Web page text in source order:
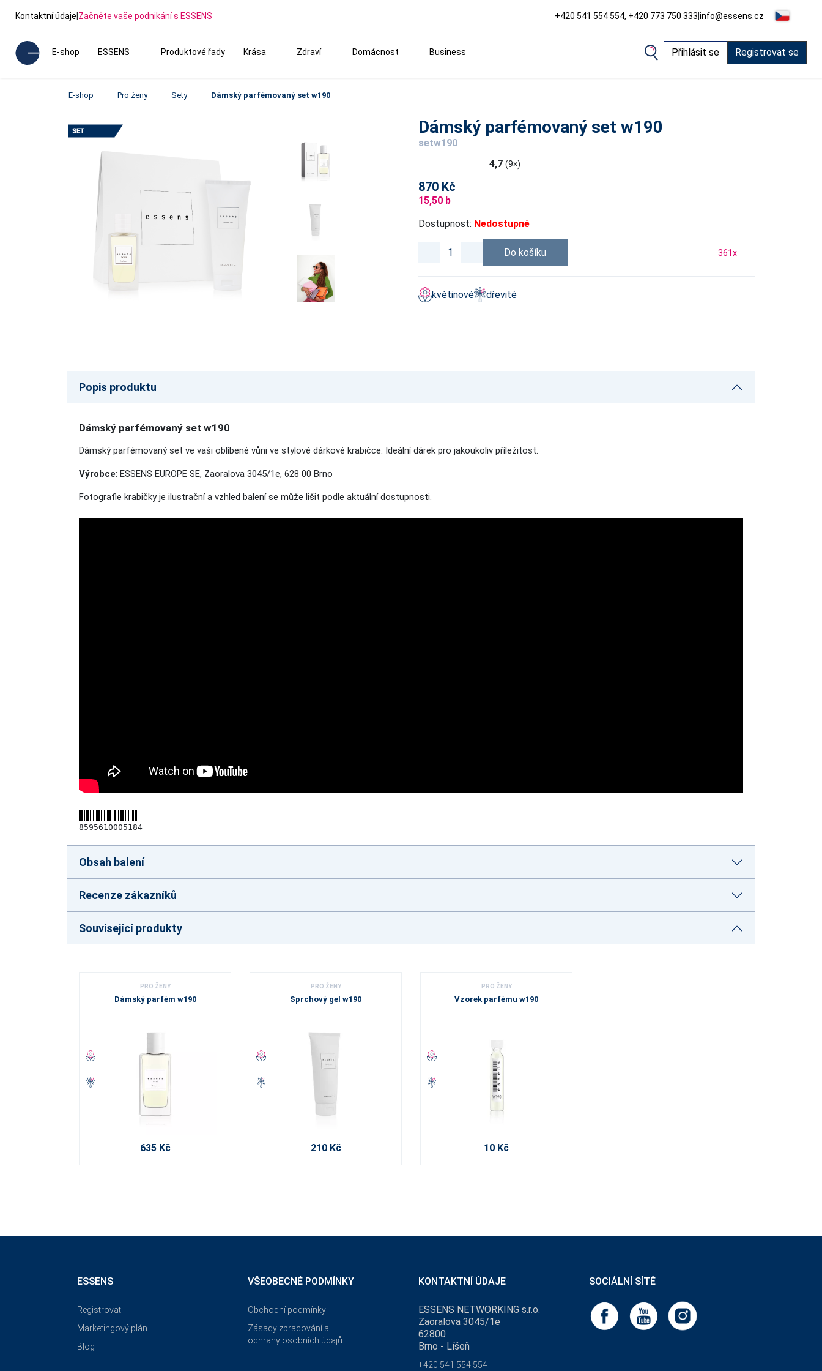
Kontaktní údaje|Začněte vaše podnikání s ESSENS +420 541 554 554, +420 773 750 333|info@essens.cz
E-shop ESSENS Produktové řady Krása Zdraví Domácnost Business Přihlásit se Registrovat se
E-shop Pro ženy Sety Dámský parfémovaný set w190
Dámský parfémovaný set w190
setw190
4,7 (9×)
870 Kč
15,50 b
Dostupnost: Nedostupné
Do košíku 361x
květinové dřevité
Popis produktu
Dámský parfémovaný set w190
Dámský parfémovaný set ve vaši oblíbené vůni ve stylové dárkové krabičce. Ideální dárek pro jakoukoliv příležitost.
Výrobce: ESSENS EUROPE SE, Zaoralova 3045/1e, 628 00 Brno
Fotografie krabičky je ilustrační a vzhled balení se může lišit podle aktuální dostupnosti.
8595610005184
Obsah balení
Recenze zákazníků
Související produkty
PRO ŽENY
Dámský parfém w190
635 Kč
PRO ŽENY
Sprchový gel w190
210 Kč
PRO ŽENY
Vzorek parfému w190
10 Kč
ESSENS
Registrovat
Marketingový plán
Blog
VŠEOBECNÉ PODMÍNKY
Obchodní podmínky
Zásady zpracování a
ochrany osobních údajů
KONTAKTNÍ ÚDAJE
ESSENS NETWORKING s.r.o.
Zaoralova 3045/1e
62800
Brno - Líšeň
+420 541 554 554
SOCIÁLNÍ SÍTĚ